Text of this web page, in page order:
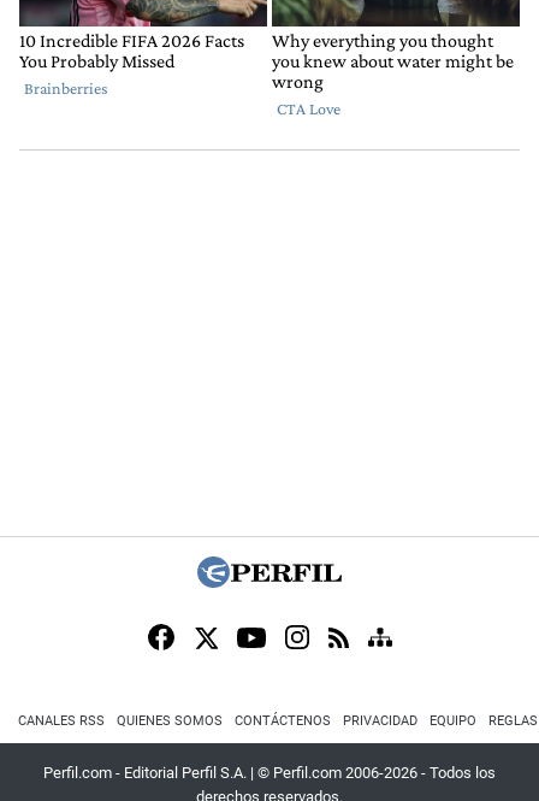
CANALES RSS QUIENES SOMOS CONTÁCTENOS PRIVACIDAD EQUIPO
Perfil.com - Editorial Perfil S.A. | © Perfil.com 2006-2026 - Todos los
derechos reservados.